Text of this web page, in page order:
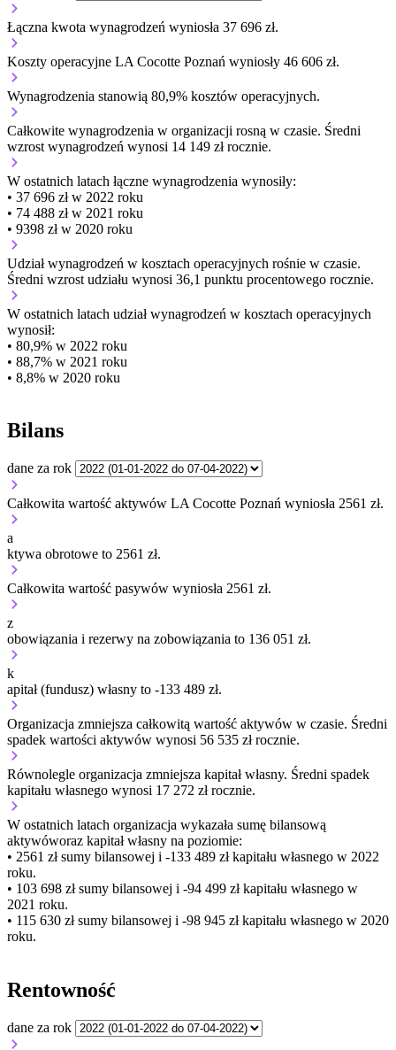
Łączna kwota wynagrodzeń wyniosła 37 696 zł.
Koszty operacyjne LA Cocotte Poznań wyniosły 46 606 zł.
Wynagrodzenia stanowią 80,9% kosztów operacyjnych.
Całkowite wynagrodzenia w organizacji rosną w czasie. Średni
wzrost wynagrodzeń wynosi 14 149 zł rocznie.
W ostatnich latach łączne wynagrodzenia wynosiły:
• 37 696 zł w 2022 roku
• 74 488 zł w 2021 roku
• 9398 zł w 2020 roku
Udział wynagrodzeń w kosztach operacyjnych rośnie w czasie.
Średni wzrost udziału wynosi 36,1 punktu procentowego rocznie.
W ostatnich latach udział wynagrodzeń w kosztach operacyjnych
wynosił:
• 80,9% w 2022 roku
• 88,7% w 2021 roku
• 8,8% w 2020 roku
Bilans
dane za rok
Całkowita wartość aktywów LA Cocotte Poznań wyniosła 2561 zł.
a
ktywa obrotowe to 2561 zł.
Całkowita wartość pasywów wyniosła 2561 zł.
z
obowiązania i rezerwy na zobowiązania to 136 051 zł.
k
apitał (fundusz) własny to -133 489 zł.
Organizacja zmniejsza całkowitą wartość aktywów w czasie. Średni
spadek wartości aktywów wynosi 56 535 zł rocznie.
Równolegle organizacja zmniejsza kapitał własny. Średni spadek
kapitału własnego wynosi 17 272 zł rocznie.
W ostatnich latach organizacja wykazała sumę bilansową
aktywóworaz kapitał własny na poziomie:
• 2561 złsumy bilansowej i -133 489 zł kapitału własnego w 2022
roku.
• 103 698 złsumy bilansowej i -94 499 zł kapitału własnego w
2021 roku.
• 115 630 złsumy bilansowej i -98 945 zł kapitału własnego w 2020
roku.
Rentowność
dane za rok